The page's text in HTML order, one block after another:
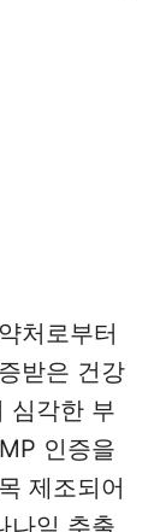
처로부터
받은 건강
심각한 부
인증을
제조되어
나잎 추출